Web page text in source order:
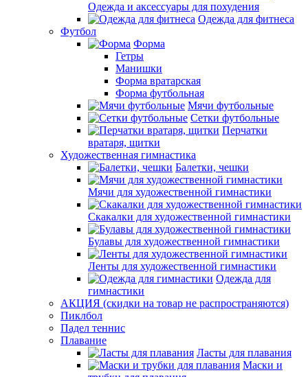
Одежда и аксессуары для похудения
Одежда для фитнеса
Футбол
Форма
Гетры
Манишки
Форма вратарская
Форма футбольная
Мячи футбольные
Сетки футбольные
Перчатки
вратаря, щитки
Художественная гимнастика
Балетки, чешки
Мячи для художественной гимнастики
Скакалки для художественной гимнастики
Булавы для художественной гимнастики
Ленты для художественной гимнастики
Одежда для
гимнастики
АКЦИЯ (скидки на товар не распространяются)
Пиклбол
Падел теннис
Плавание
Ласты для плавания
Маски и